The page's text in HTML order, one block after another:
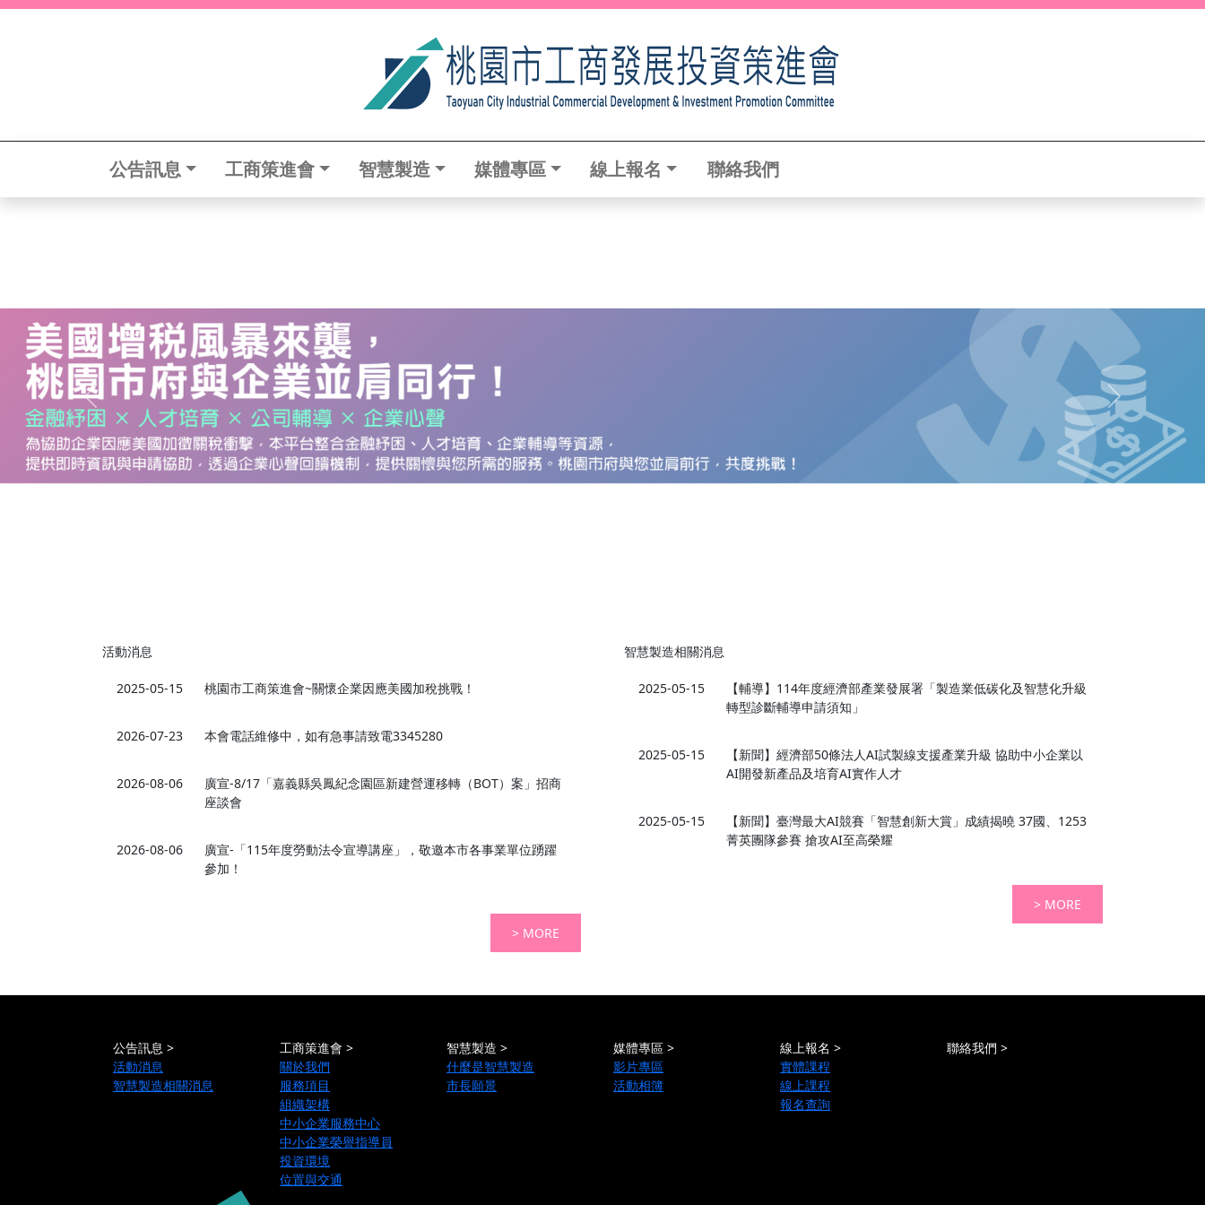
公告訊息 工商策進會 智慧製造 媒體專區 線上報名 聯絡我們
Previous Next
活動消息
2025-05-15 桃園市工商策進會~關懷企業因應美國加稅挑戰！
2026-07-23 本會電話維修中，如有急事請致電3345280
2026-08-06
廣宣-8/17「嘉義縣吳鳳紀念園區新建營運移轉（BOT）案」招商
座談會
2026-08-06
廣宣-「115年度勞動法令宣導講座」，敬邀本市各事業單位踴躍
參加！
> MORE
智慧製造相關消息
2025-05-15
【輔導】114年度經濟部產業發展署「製造業低碳化及智慧化升級
轉型診斷輔導申請須知」
2025-05-15
【新聞】經濟部50條法人AI試製線支援產業升級 協助中小企業以
AI開發新產品及培育AI實作人才
2025-05-15
【新聞】臺灣最大AI競賽「智慧創新大賞」成績揭曉 37國、1253
菁英團隊參賽 搶攻AI至高榮耀
> MORE
公告訊息 >
活動消息
智慧製造相關消息
工商策進會 >
關於我們
服務項目
組織架構
中小企業服務中心
中小企業榮譽指導員
投資環境
位置與交通
智慧製造 >
什麼是智慧製造
市長願景
媒體專區 >
影片專區
活動相簿
線上報名 >
實體課程
線上課程
報名查詢
聯絡我們 >